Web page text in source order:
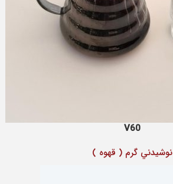
V60
نوشيدني گرم ( قهوه )